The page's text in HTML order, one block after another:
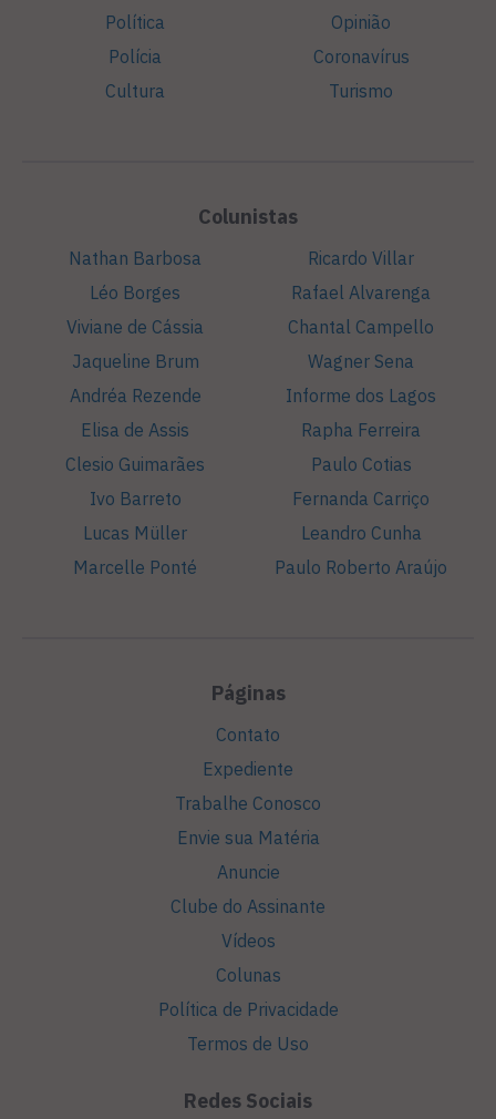
Política
Polícia
Cultura
Opinião
Coronavírus
Turismo
Colunistas
Nathan Barbosa
Léo Borges
Viviane de Cássia
Jaqueline Brum
Andréa Rezende
Elisa de Assis
Clesio Guimarães
Ivo Barreto
Lucas Müller
Marcelle Ponté
Ricardo Villar
Rafael Alvarenga
Chantal Campello
Wagner Sena
Informe dos Lagos
Rapha Ferreira
Paulo Cotias
Fernanda Carriço
Leandro Cunha
Paulo Roberto Araújo
Páginas
Contato
Expediente
Trabalhe Conosco
Envie sua Matéria
Anuncie
Clube do Assinante
Vídeos
Colunas
Política de Privacidade
Termos de Uso
Redes Sociais